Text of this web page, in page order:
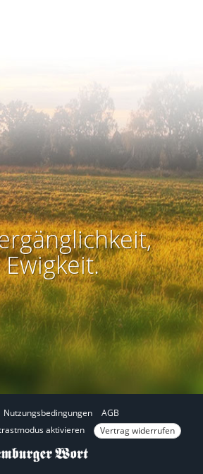
Nutzungsbedingungen
AGB
aktivieren
Vertrag widerrufen